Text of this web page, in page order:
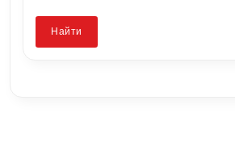
Найти